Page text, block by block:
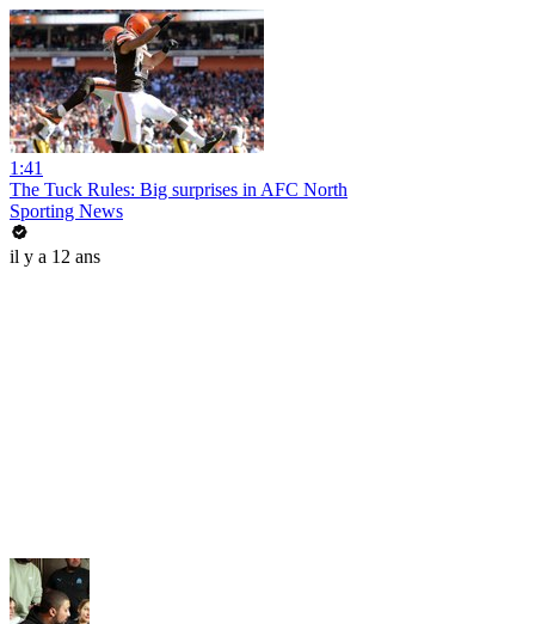
1:41
The Tuck Rules: Big surprises in AFC North
Sporting News
il y a 12 ans